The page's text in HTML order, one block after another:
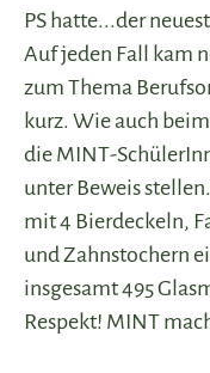
PS hatte...der
Auf jeden Fall kam
zum Thema
kurz. Wie auch
die MINT-
unter Beweis
mit 4 Bierdeckeln,
und Zahnstochern
insgesamt 495
Respekt! MINT